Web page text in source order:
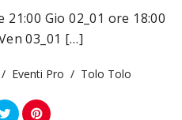
Gio 02_01 ore 18:00
03_01 […]
/ Eventi Pro / Tolo Tolo